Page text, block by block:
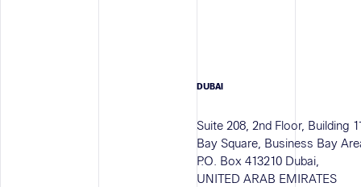
DUBAI
Suite 208, 2nd Floor, Building
Bay Square, Business Bay
P.O. Box 413210 Dubai,
UNITED ARAB EMIRATES